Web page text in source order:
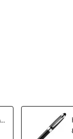
Fountain Pen Craft Gun HUGO BOSS